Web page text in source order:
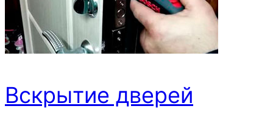
Вскрытие дверей